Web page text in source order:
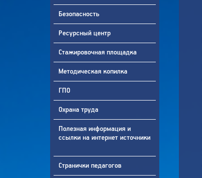
Безопасность
Ресурсный центр
Стажировочная площадка
Методическая копилка
ГПО
Охрана труда
Полезная информация и
ссылки на интернет источники
Странички педагогов